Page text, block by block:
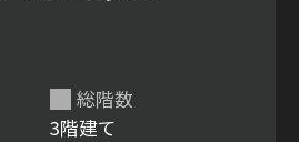
動画ギャラリー総階数
3階建て